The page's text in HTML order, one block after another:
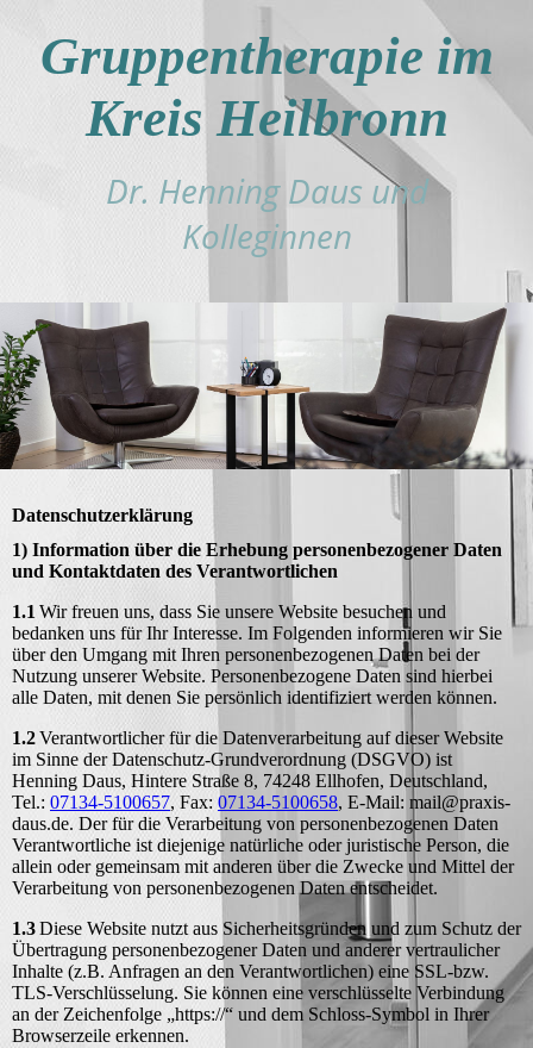
Gruppentherapie im
Kreis Heilbronn
Dr. Henning Daus und
Kolleginnen
Datenschutzerklärung
1) Information über die Erhebung personenbezogener Daten
und Kontaktdaten des Verantwortlichen
1.1 Wir freuen uns, dass Sie unsere Website besuchen und
bedanken uns für Ihr Interesse. Im Folgenden informieren wir Sie
über den Umgang mit Ihren personenbezogenen Daten bei der
Nutzung unserer Website. Personenbezogene Daten sind hierbei
alle Daten, mit denen Sie persönlich identifiziert werden können.
1.2Verantwortlicher für die Datenverarbeitung auf dieser Website
im Sinne der Datenschutz-Grundverordnung (DSGVO) ist
Henning Daus, Hintere Straße 8, 74248 Ellhofen, Deutschland,
Tel.: 07134-5100657, Fax: 07134-5100658, E-Mail: mail@praxis-
daus.de. Der für die Verarbeitung von personenbezogenen Daten
Verantwortliche ist diejenige natürliche oder juristische Person, die
allein oder gemeinsam mit anderen über die Zwecke und Mittel der
Verarbeitung von personenbezogenen Daten entscheidet.
1.3Diese Website nutzt aus Sicherheitsgründen und zum Schutz der
Übertragung personenbezogener Daten und anderer vertraulicher
Inhalte (z.B. Anfragen an den Verantwortlichen) eine SSL-bzw.
TLS-Verschlüsselung. Sie können eine verschlüsselte Verbindung
an der Zeichenfolge „https://“ und dem Schloss-Symbol in Ihrer
Browserzeile erkennen.